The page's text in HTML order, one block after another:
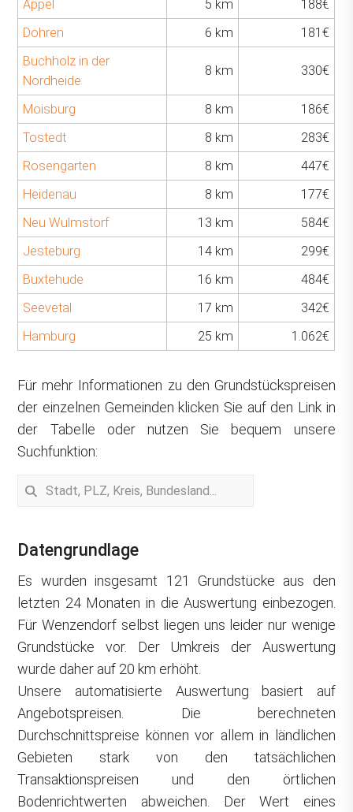
Appel 5 km
188€
Dohren
6 km
181€
Buchholz in der
Nordheide
8 km 330€
Moisburg 8 km
186€
Tostedt
8 km
283€
Rosengarten
8 km
447€
Heidenau
8 km
177€
Neu Wulmstorf
13 km
584€
Jesteburg
14 km
299€
Buxtehude
16 km
484€
Seevetal
17 km
342€
Hamburg
25 km 1.062€
Für mehr Informationen zu den Grundstückspreisen
der einzelnen Gemeinden klicken Sie auf den Link in
der Tabelle oder nutzen Sie bequem unsere
Suchfunktion:
Datengrundlage
Es wurden insgesamt 121 Grundstücke aus den
letzten 24 Monaten in die Auswertung einbezogen.
Für Wenzendorf selbst liegen uns leider nur wenige
Grundstücke vor. Der Umkreis der Auswertung
wurde daher auf 20 km erhöht.
Unsere automatisierte Auswertung basiert auf
Angebotspreisen. Die berechneten
Durchschnittspreise können vor allem in ländlichen
Gebieten stark von den tatsächlichen
Transaktionspreisen und den örtlichen
Bodenrichtwerten abweichen. Der Wert eines